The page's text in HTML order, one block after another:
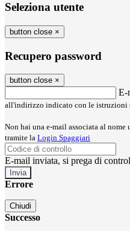
Seleziona utente
button close ×
Recupero password
button close ×
E-
all'indirizzo indicato con le istruzioni
Non hai una e-mail associata al
tramite la Login Spaggiari
E-mail inviata, si prega di
Errore
Chiudi
Successo